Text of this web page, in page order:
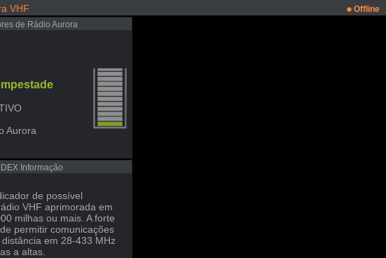
VHF Offline
de Rádio Aurora
Aurora
Informação
de possível
VHF aprimorada em
milhas ou mais. A forte
permitir comunicações
em 28-433 MHz
a altas.